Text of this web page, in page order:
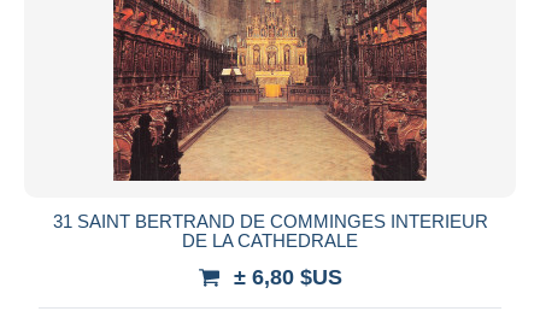
31 SAINT BERTRAND DE COMMINGES INTERIEUR
DE LA CATHEDRALE
± 6,80 $US